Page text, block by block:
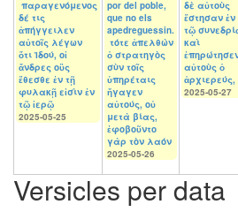
παραγενόμενος
δέ τις
ἀπήγγειλεν
αὐτοῖς λέγων
ὅτι Ἰδού, οἱ
ἄνδρες οὓς
ἔθεσθε ἐν τῇ
φυλακῇ εἰσὶν ἐν
τῷ ἱερῷ
2025-05-25
por del poble,
que no els
apedreguessin.
τότε ἀπελθὼν
ὁ στρατηγὸς
σὺν τοῖς
ὑπηρέταις
ἤγαγεν
αὐτούς, οὐ
μετὰ βίας,
ἐφοβοῦντο
γὰρ τὸν λαόν
2025-05-26
δὲ αὐτοὺς
ἔστησαν ἐν
τῷ
καὶ
αὐτοὺς ὁ
ἀρχιερεύς,
2025-05-27
Versicles per data